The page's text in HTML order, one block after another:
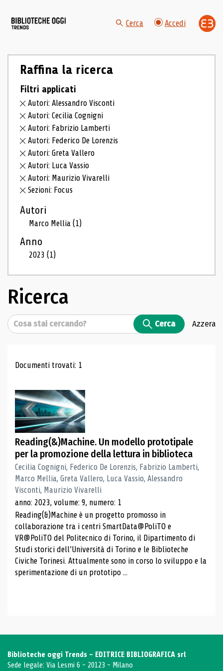
Cerca Accedi
Raffina la ricerca
Filtri applicati
Autori: Alessandro Visconti
Autori: Cecilia Cognigni
Autori: Fabrizio Lamberti
Autori: Federico De Lorenzis
Autori: Greta Vallero
Autori: Luca Vassio
Autori: Maurizio Vivarelli
Sezioni: Focus
Autori
Marco Mellia(1)
Anno
2023(1)
Ricerca
Cerca Cerca Azzera
Risultati di ricerca
Documenti trovati: 1
Reading(&)Machine. Un modello prototipale
per la promozione della lettura in biblioteca
Cecilia Cognigni, Federico De Lorenzis, Fabrizio Lamberti,
Marco Mellia, Greta Vallero, Luca Vassio, Alessandro
Visconti, Maurizio Vivarelli
anno: 2023, volume: 9, numero: 1
Reading(&)Machine è un progetto promosso in
collaborazione tra i centri SmartData@PoliTO e
VR@PoliTO del Politecnico di Torino, il Dipartimento di
Studi storici dell’Università di Torino e le Biblioteche
Civiche Torinesi. Attualmente sono in corso lo sviluppo e la
sperimentazione di un prototipo ...
Biblioteche oggi Trends - EDITRICE BIBLIOGRAFICA srl
Sede legale: Via Lesmi 6 - 20123 - Milano